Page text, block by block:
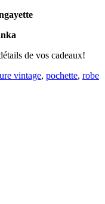
de vos cadeaux!
vintage, pochette, robe